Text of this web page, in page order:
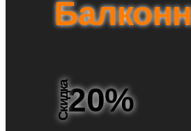
Скидка20%